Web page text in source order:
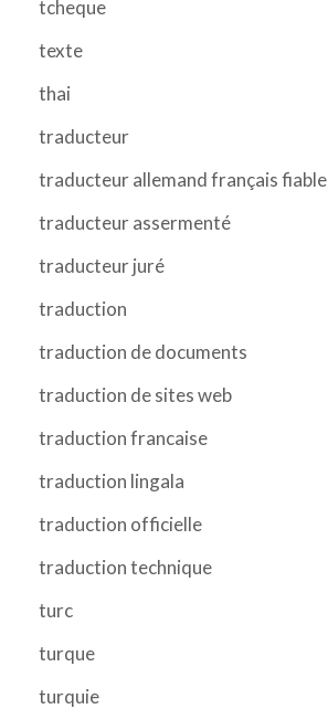
tcheque
texte
thai
traducteur
traducteur allemand français fiable
traducteur assermenté
traducteur juré
traduction
traduction de documents
traduction de sites web
traduction francaise
traduction lingala
traduction officielle
traduction technique
turc
turque
turquie